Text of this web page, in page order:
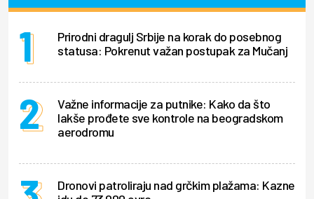
Prirodni dragulj Srbije na korak do posebnog
statusa: Pokrenut važan postupak za Mučanj
Važne informacije za putnike: Kako da što
lakše prođete sve kontrole na beogradskom
aerodromu
Dronovi patroliraju nad grčkim plažama: Kazne